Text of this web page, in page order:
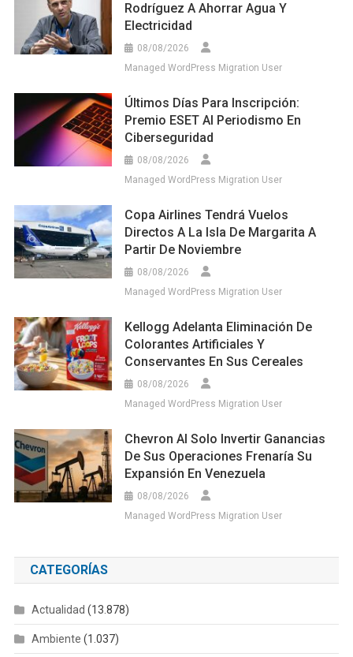
Rodríguez A Ahorrar Agua Y
Electricidad
08/08/2026
Managed WordPress Migration User
Últimos Días Para Inscripción:
Premio ESET Al Periodismo En
Ciberseguridad
08/08/2026
Managed WordPress Migration User
Copa Airlines Tendrá Vuelos
Directos A La Isla De Margarita A
Partir De Noviembre
08/08/2026
Managed WordPress Migration User
Kellogg Adelanta Eliminación De
Colorantes Artificiales Y
Conservantes En Sus Cereales
08/08/2026
Managed WordPress Migration User
Chevron Al Solo Invertir Ganancias
De Sus Operaciones Frenaría Su
Expansión En Venezuela
08/08/2026
Managed WordPress Migration User
CATEGORÍAS
Actualidad (13.878)
Ambiente (1.037)